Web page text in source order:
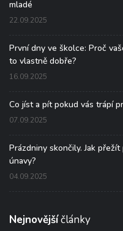
mladé
22.09.2025
První dny ve školce: Proč
to vlastně dobře?
16.09.2025
Co jíst a pít pokud vás trápí
07.09.2025
Prázdniny skončily. Jak
únavy?
04.09.2025
Nejnovějšíčlánky